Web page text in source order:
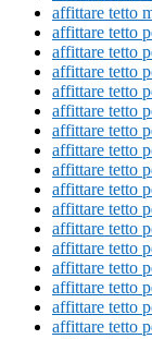
affittare tetto
affittare tetto
affittare tetto
affittare tetto
affittare tetto
affittare tetto
affittare tetto
affittare tetto
affittare tetto
affittare tetto
affittare tetto
affittare tetto
affittare tetto
affittare tetto
affittare tetto
affittare tetto
affittare tetto